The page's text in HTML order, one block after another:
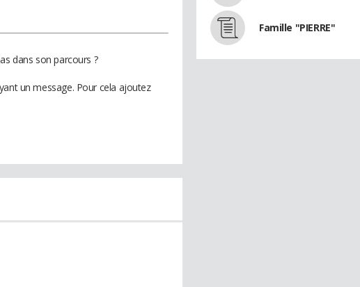
dans son parcours ?
un message. Pour cela ajoutez
Famille "PIERRE"